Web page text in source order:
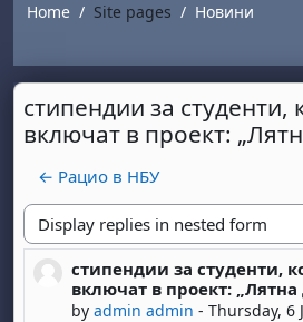
Home Site pages Новини
стипендии за студенти,
включат в проект:
← Рацио в НБУ
Display mode
стипендии за студенти,
включат в проект: „Лятна
byadmin admin -Thursday, 6
Number of replies: 0